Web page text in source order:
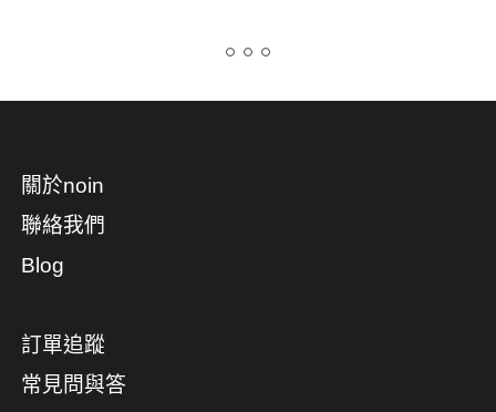
關於noin
聯絡我們
Blog
訂單追蹤
常見問與答